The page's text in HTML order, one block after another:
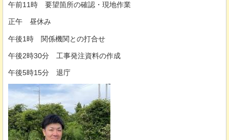
午前11時 要望箇所の確認・現地作業
正午 昼休み
午後1時 関係機関との打合せ
午後2時30分 工事発注資料の作成
午後5時15分 退庁